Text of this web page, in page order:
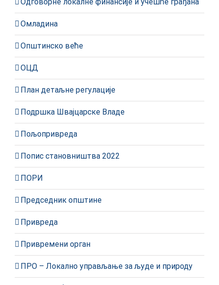
Омладина
Општинско веће
ОЦД
План детаљне регулације
Подршка Швајцарске Владе
Пољопривреда
Попис становништва 2022
ПОРИ
Председник општине
Привреда
Привремени орган
ПРО – Локално управљање за људе и природу